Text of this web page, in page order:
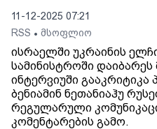
11-12-2025 07:21
RSS • მსოფლიო
ისრაელში უკრაინის
სამინისტროში დაიბარეს
ინტერვიუში გააკრიტიკა
ბენიამინ ნეთანიაჰუ
რეგულარული
კომენტარების გამო.